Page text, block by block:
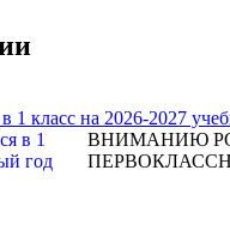
1 класс на 2026-2027
ВНИМАНИЮ